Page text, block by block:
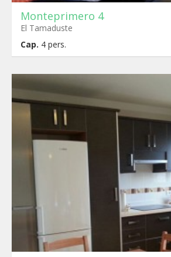
Monteprimero 4
El Tamaduste
Cap. 4 pers.